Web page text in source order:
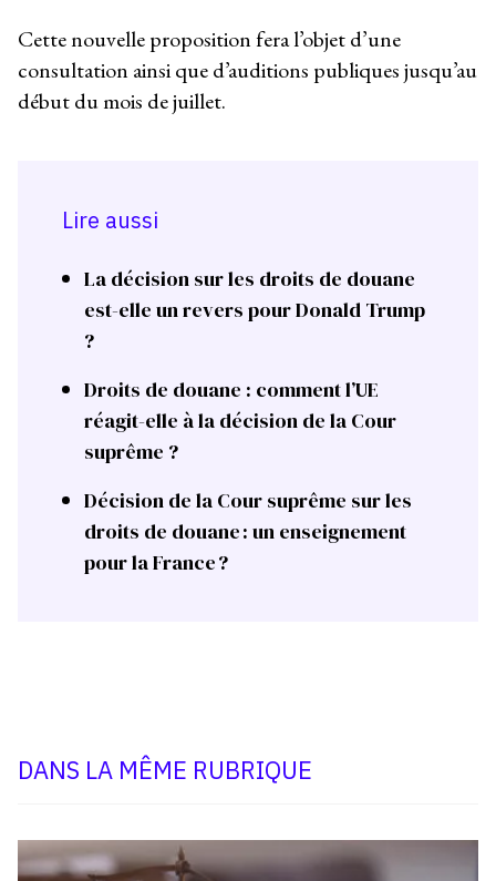
Cette nouvelle proposition fera l’objet d’une
consultation ainsi que d’auditions publiques jusqu’au
début du mois de juillet.
Lire aussi
La décision sur les droits de douane
est-elle un revers pour Donald Trump
?
Droits de douane : comment l’UE
réagit-elle à la décision de la Cour
suprême ?
Décision de la Cour suprême sur les
droits de douane : un enseignement
pour la France ?
DANS LA MÊME RUBRIQUE